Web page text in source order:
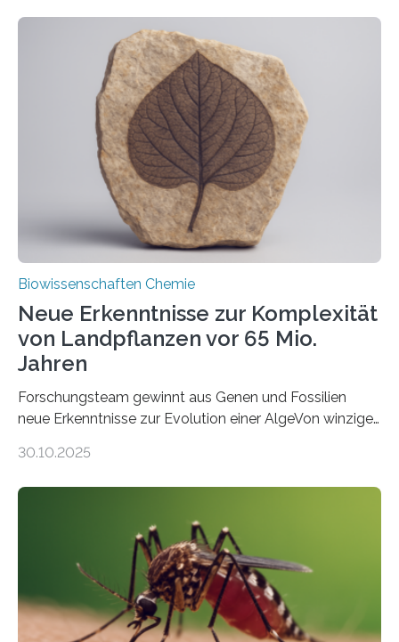
der Ruhr-Universität Bochum um Prof. Dr. Ralf Erdmann
und Dr. Ismaila Francis Yusuf hat nun einen bislang
unbekannten Qualitätskontrollmechanismus des
peroxisomalen Proteintransports in der Bäckerhefe
Saccharomyces cerevisiae entdeckt, der für die
Funktionsfähigkeit der Organellen entscheidend ist. Die
Studie wurde am 28. Oktober 2025 in der
Fachzeitschrift…
Biowissenschaften Chemie
Neue Erkenntnisse zur Komplexität
von Landpflanzen vor 65 Mio.
Jahren
Forschungsteam gewinnt aus Genen und Fossilien
neue Erkenntnisse zur Evolution einer AlgeVon winzigen
Landpflanzen zählen zu den komplexesten
Grünalgen, die vor Hunderten von Millionen Jahren
lebten. Unter den Vorfahren sticht eine Gruppe heraus,
die noch heute in der Natur vorkommt: die
Süßwasseralge Coleochaetophyceae. Einige Arten
dieser Gruppe bilden aus Zellfäden dichte Geflechte
mit scheibenförmiger Gestalt. Was auffällig ist: Die
30.10.2025